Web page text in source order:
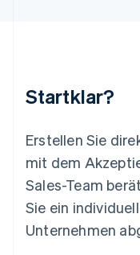
Startklar?
Erstellen Sie
mit dem
Sales-Team
Sie ein
Unternehmen
English简体中文
English
Mexiko
Español English
Neuseeland
English
NederlandsEnglish